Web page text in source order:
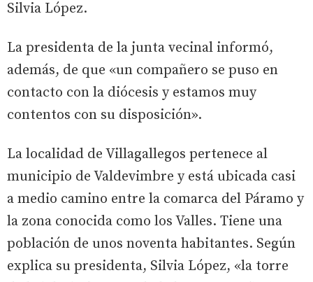
Silvia López.
La presidenta de la junta vecinal informó,
además, de que «un compañero se puso en
contacto con la diócesis y estamos muy
contentos con su disposición».
La localidad de Villagallegos pertenece al
municipio de Valdevimbre y está ubicada casi
a medio camino entre la comarca del Páramo y
la zona conocida como los Valles. Tiene una
población de unos noventa habitantes. Según
explica su presidenta, Silvia López, «la torre